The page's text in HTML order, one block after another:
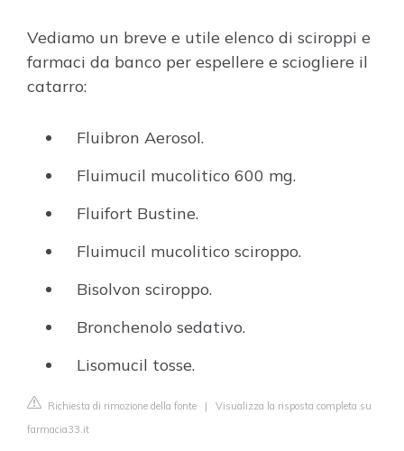
Vediamo un breve e utile elenco di sciroppi e
farmaci da banco per espellere e sciogliere il
catarro:
Fluibron Aerosol.
Fluimucil mucolitico 600 mg.
Fluifort Bustine.
Fluimucil mucolitico sciroppo.
Bisolvon sciroppo.
Bronchenolo sedativo.
Lisomucil tosse.
Richiesta di rimozione della fonte | Visualizza la risposta completa su
farmacia33.it